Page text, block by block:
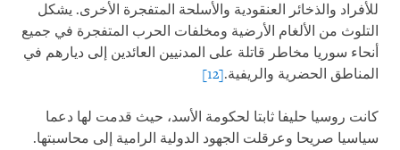
للأفراد والذخائر العنقودية والأسلحة المتفجرة الأخرى. يشكل
التلوث من الألغام الأرضية ومخلفات الحرب المتفجرة في جميع
أنحاء سوريا مخاطر قاتلة على المدنيين العائدين إلى ديارهم في
المناطق الحضرية والريفية.[12]
كانت روسيا حليفا ثابتا لحكومة الأسد، حيث قدمت لها دعما
سياسيا صريحا وعرقلت الجهود الدولية الرامية إلى محاسبتها.